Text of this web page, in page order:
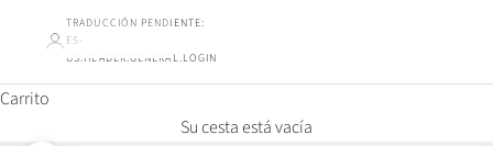
TRADUCCIÓN PENDIENTE:
ES-
US.HEADER.GENERAL.LOGIN
Carrito
Su cesta está vacía